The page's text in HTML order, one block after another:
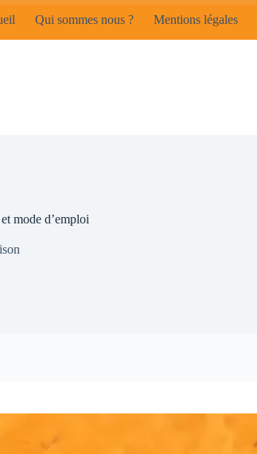
Qui sommes nous ? Mentions légales
mode d’emploi